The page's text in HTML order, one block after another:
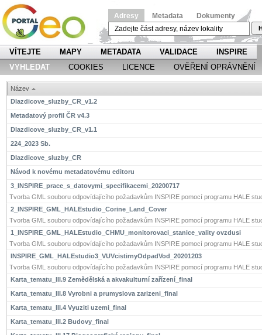
Adresy Metadata Dokumenty
VÍTEJTE MAPY METADATA VALIDACE
INSPIRE
VYHLEDAT
COOKIES LICENCE OVĚŘENÍ OPRÁVNĚNÍ
Název
Dlazdicove_sluzby_CR_v1.2
Metadatový profil ČR v4.3
Dlazdicove_sluzby_CR_v1.1
224_2023 Sb.
Dlazdicove_sluzby_CR
Návod k novému metadatovému editoru
3_INSPIRE_prace_s_datovymi_specifikacemi_20200717
Tvorba GML souboru odpovídajícího požadavkům INSPIRE pomocí programu HALE
2_INSPIRE_GML_HALEstudio_Corine_Land_Cover
Tvorba GML souboru odpovídajícího požadavkům INSPIRE pomocí programu HALE
1_INSPIRE_GML_HALEstudio_CHMU_monitorovaci_stanice_vality ovzdusi
Tvorba GML souboru odpovídajícího požadavkům INSPIRE pomocí programu HALE
INSPIRE_GML_HALEstudio3_VUVcistirnyOdpadVod_20201203
Tvorba GML souboru odpovídajícího požadavkům INSPIRE pomocí programu HALE
Karta_tematu_III.9 Zemědělská a akvakulturní zařízení_final
Karta_tematu_III.8 Vyrobni a prumyslova zarizeni_final
Karta_tematu_III.4 Vyuziti uzemi_final
Karta_tematu_III.2 Budovy_final